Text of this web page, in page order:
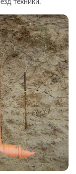
техники.